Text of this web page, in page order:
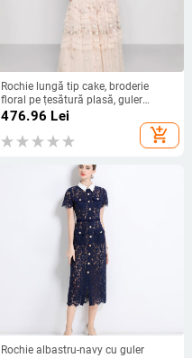
Rochie lungă tip cake, broderie
floral pe țesătură plasă, guler
rotund, mâneci cu petale; poliester.
476.96 Lei
add_shopping_cart
Rochie albastru-navy cu guler